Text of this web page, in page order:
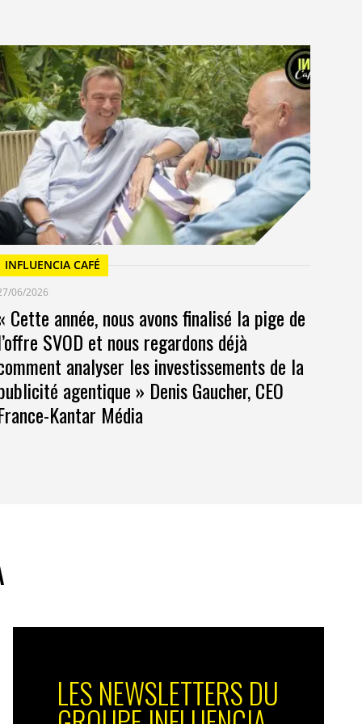
INFLUENCIA CAFÉ
06/2026
Cette année, nous avons finalisé la pige de
SVOD et nous regardons déjà
analyser les investissements de la
agentique » Denis Gaucher, CEO
Kantar Média
LES NEWSLETTERS DU